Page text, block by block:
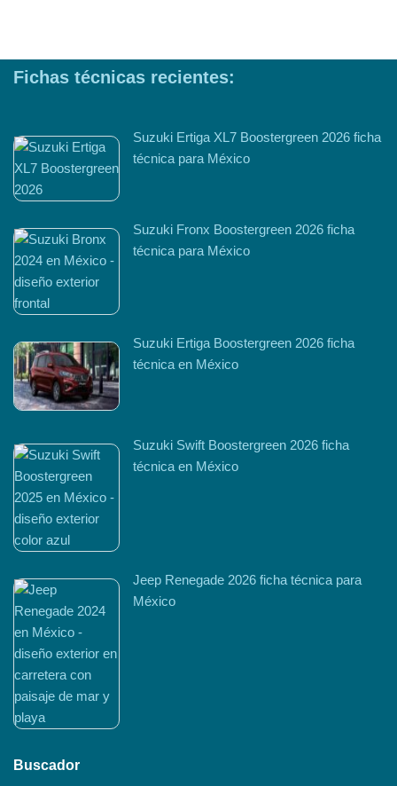
Fichas técnicas recientes:
Suzuki Ertiga XL7 Boostergreen 2026 ficha
técnica para México
Suzuki Fronx Boostergreen 2026 ficha
técnica para México
Suzuki Ertiga Boostergreen 2026 ficha
técnica en México
Suzuki Swift Boostergreen 2026 ficha
técnica en México
Jeep Renegade 2026 ficha técnica para
México
Buscador